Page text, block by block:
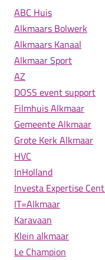
ABC Huis
Alkmaars Bolwerk
Alkmaars Kanaal
Alkmaar Sport
AZ
DOSS event support
Filmhuis Alkmaar
Gemeente Alkmaar
Grote Kerk Alkmaar
HVC
InHolland
Investa Expertise
IT=Alkmaar
Karavaan
Klein alkmaar
Le Champion